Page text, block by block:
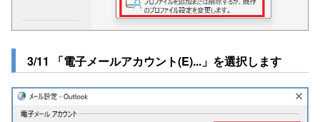
3/11 「電子メールアカウント(E)...」を選択します